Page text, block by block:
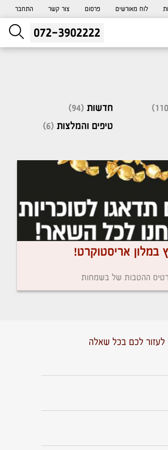
לוח מאורשים פרסום צור קשר התחבר
ליעוץ חינם
והזמנת כרטיס שמחות
072-3902222
חדשות (94)
טיפים והמלצות (6)
במלון אריסטוקרט!
ההטבות של בשמחות
לעזור לכם בכל שאלה